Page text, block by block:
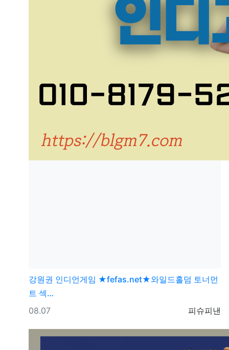
강원권 인디언게임 ★fefas.net★와일드홀덤 토너먼
트 섹­…
등록자
피슈피낸
등록일
08.07